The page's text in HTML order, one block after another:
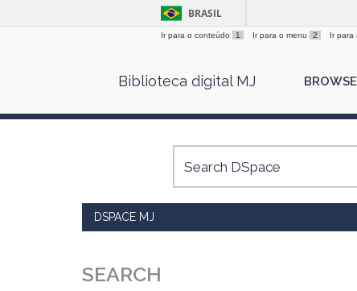
BRASIL
Ir para o conteúdo 1 Ir para o menu 2 Ir para
Biblioteca digital MJ BROWSE
DSPACE MJ
SEARCH